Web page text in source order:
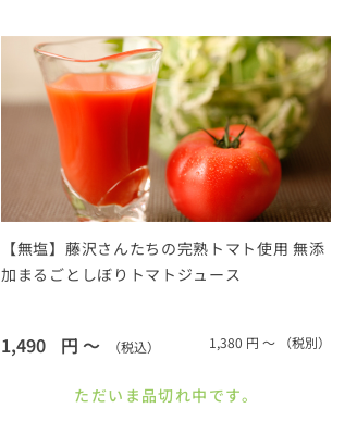
【無塩】藤沢さんたちの完熟トマト使用 無添
加まるごとしぼりトマトジュース
1,490 円 ～ （税込） 1,380 円 ～ （税別）
ただいま品切れ中です。